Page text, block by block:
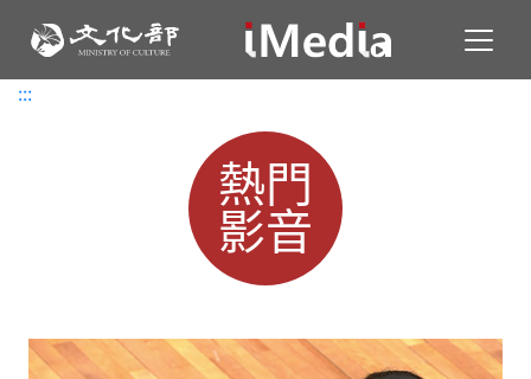
:::
:::
熱門
影音